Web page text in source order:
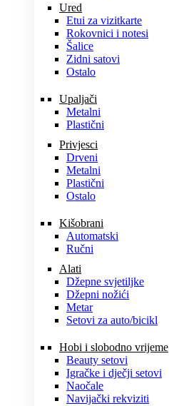
Ured
Etui za vizitkarte
Rokovnici i notesi
Šalice
Zidni satovi
Ostalo
Upaljači
Metalni
Plastični
Privjesci
Drveni
Metalni
Plastični
Ostalo
Kišobrani
Automatski
Ručni
Alati
Džepne svjetiljke
Džepni nožići
Metar
Setovi za auto/bicikl
Hobi i slobodno vrijeme
Beauty setovi
Igračke i dječji setovi
Naočale
Navijački rekviziti